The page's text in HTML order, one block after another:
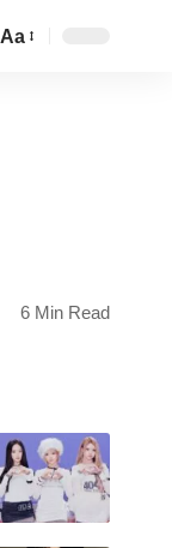
Aa
6 Min Read